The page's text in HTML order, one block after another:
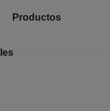
Productos
Noticias